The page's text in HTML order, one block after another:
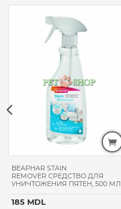
BEAPHAR STAIN
REMOVER СРЕДСТВО ДЛЯ
УНИЧТОЖЕНИЯ ПЯТЕН, 500 МЛ
185 MDL